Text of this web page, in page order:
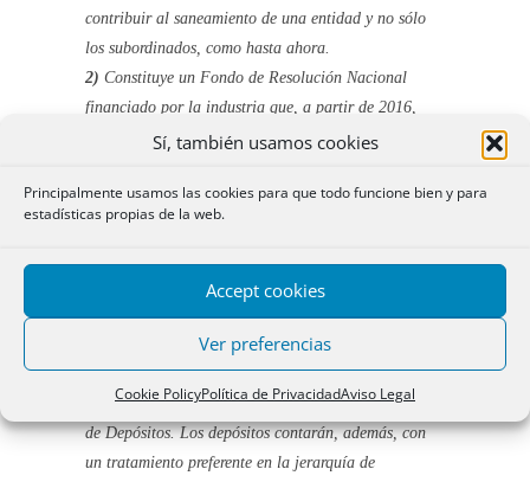
Sí, también usamos cookies
Principalmente usamos las cookies para que todo funcione bien y para
estadísticas propias de la web.
Accept cookies
Ver preferencias
Cookie PolicyPolítica de PrivacidadAviso Legal
contribuir al saneamiento de una entidad y no sólo
los subordinados, como hasta ahora.
2) Constituye un Fondo de Resolución Nacional
financiado por la industria que, a partir de 2016,
deberá integrarse en el Fondo Único Europeo;
autoridades españolas y el Mecanismo Único de
Resolución;
aplicará a una entidad cuando no pueda cumplir con
la normativa de solvencia, pero esté en disposición de
hacerlo por sus propios medios.
5)Losdepósitosde menos de 100.000 euros
mantienen lagarantía directadelFondo de Garantía
de Depósitos. Los depósitos contarán, además, con
un tratamiento preferente en la jerarquía de